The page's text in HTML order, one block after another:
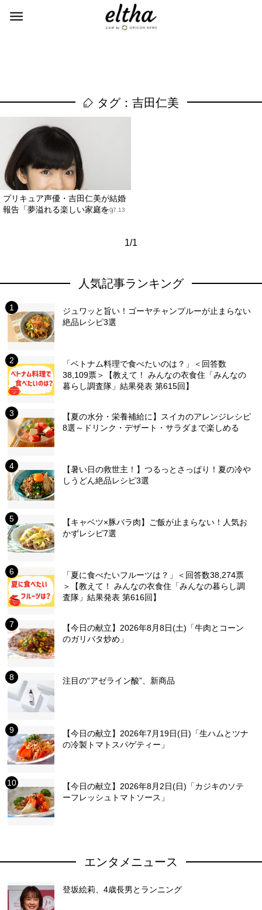
タグ：吉田仁美
プリキュア声優・吉田仁美が結婚
報告「夢溢れる楽しい家庭を」
2016.07.13
1/1
人気記事ランキング
ジュワッと旨い！ゴーヤチャンプルーが止まらない
絶品レシピ3選
「ベトナム料理で食べたいのは？」＜回答数
38,109票＞【教えて！ みんなの衣食住「みんなの
暮らし調査隊」結果発表 第615回】
【夏の水分・栄養補給に】スイカのアレンジレシピ
8選～ドリンク・デザート・サラダまで楽しめる
【暑い日の救世主！】つるっとさっぱり！夏の冷や
しうどん絶品レシピ3選
【キャベツ×豚バラ肉】ご飯が止まらない！人気お
かずレシピ7選
「夏に食べたいフルーツは？」＜回答数38,274票
＞【教えて！ みんなの衣食住「みんなの暮らし調
査隊」結果発表 第616回】
【今日の献立】2026年8月8日(土)「牛肉とコーン
のガリバタ炒め」
注目の“アゼライン酸”、新商品
【今日の献立】2026年7月19日(日)「生ハムとツナ
の冷製トマトスパゲティー」
【今日の献立】2026年8月2日(日)「カジキのソテ
ーフレッシュトマトソース」
エンタメニュース
登坂絵莉、4歳長男とランニング